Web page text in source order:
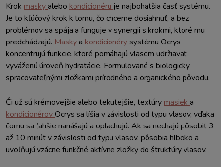
Krok maskyalebo kondicionéru je najbohatšia časť systému.
Je to kľúčový krok k tomu, čo chceme dosiahnuť, a bez
problémov sa spája a funguje v synergii s krokmi, ktoré mu
predchádzajú. Maskya kondicionérysystému Ocrys
koncentrujú funkcie, ktoré pomáhajú vlasom udržiavať
vyváženú úroveň hydratácie. Formulované s biologicky
spracovateľnými zložkami prírodného a organického pôvodu.
Či už sú krémovejšie alebo tekutejšie, textúry masiek a
kondicionérovOcrys sa líšia v závislosti od typu vlasov, vďaka
čomu sa ľahšie nanášajú a oplachujú. Ak sa nechajú pôsobiť 3
až 10 minút v závislosti od typu vlasov, pôsobia hlboko a
uvoľňujú vzácne funkčné aktívne zložky do štruktúry vlasov.